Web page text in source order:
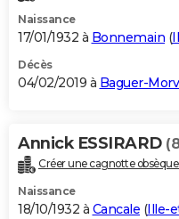
Naissance
17/01/1932 à Bonnemain (
Décès
04/02/2019 à Baguer-
Annick ESSIRARD
Créer une cagnotte
Naissance
18/10/1932 à Cancale (Ille-